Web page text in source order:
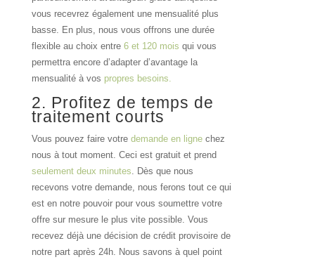
vous recevrez également une mensualité plus
basse. En plus, nous vous offrons une durée
flexible au choix entre 6 et 120 mois qui vous
permettra encore d’adapter d’avantage la
mensualité à vos propres besoins.
2. Profitez de temps de
traitement courts
Vous pouvez faire votre demande en lignechez
nous à tout moment. Ceci est gratuit et prend
seulement deux minutes. Dès que nous
recevons votre demande, nous ferons tout ce qui
est en notre pouvoir pour vous soumettre votre
offre sur mesure le plus vite possible. Vous
recevez déjà une décision de crédit provisoire de
notre part après 24h. Nous savons à quel point